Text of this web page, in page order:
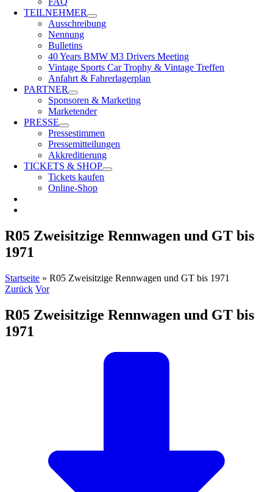
TEILNEHMER
Ausschreibung
Nennung
Bulletins
40 Years BMW M3 Drivers Meeting
Vintage Sports Car Trophy & Vintage Treffen
Anfahrt & Fahrerlagerplan
PARTNER
Sponsoren & Marketing
Marketender
PRESSE
Pressestimmen
Pressemitteilungen
Akkreditierung
TICKETS & SHOP
Tickets kaufen
Online-Shop
R05 Zweisitzige Rennwagen und GT bis
1971
Startseite » R05 Zweisitzige Rennwagen und GT bis 1971
Zurück Vor
R05 Zweisitzige Rennwagen und GT bis
1971